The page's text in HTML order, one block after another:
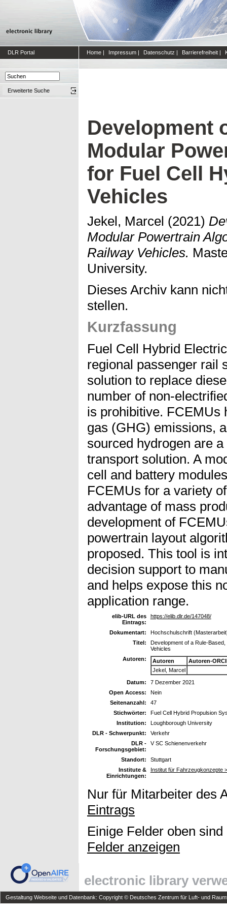
DLR Portal Home | Impressum | Datenschutz | Barrierefreiheit |
Erweiterte Suche
Development
Modular
for Fuel Cell
Vehicles
Jekel, Marcel (2021)
Modular Powertrain
Railway Vehicles.
University.
Dieses Archiv kann
stellen.
Kurzfassung
Fuel Cell Hybrid
regional passenger rail
solution to replace
number of non-
is prohibitive. FCEMUs
gas (GHG) emissions,
sourced hydrogen are
transport solution. A
cell and battery
FCEMUs for a variety
advantage of mass
development of
powertrain layout
proposed. This tool is
decision support to
and helps expose this
application range.
elib-URL des
Eintrags:
https://elib.dlr.de/147048/
Dokumentart:
Hochschulschrift
Titel:
Development of a Rule-
Vehicles
Autoren:
Autoren
Autoren-
Jekel, Marcel
Datum:
7 Dezember 2021
Open Access:
Nein
Seitenanzahl:
47
Stichwörter:
Fuel Cell Hybrid Propulsion
Institution:
Loughborough University
DLR - Schwerpunkt:
Verkehr
DLR -
Forschungsgebiet:
V SC Schienenverkehr
Standort:
Stuttgart
Institute &
Einrichtungen:
Institut für Fahrzeugkonzepte
Nur für Mitarbeiter des
Eintrags
Einige Felder oben
Felder anzeigen
electronic library
Gestaltung Webseite und Datenbank: Copyright © Deutsches Zentrum für Luft- und